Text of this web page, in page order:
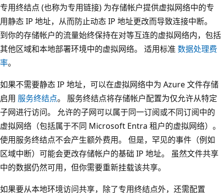
专用终结点 (也称为专用链接) 为存储帐户提供虚拟网络中的专
用静态 IP 地址，从而防止动态 IP 地址更改而导致连接中断。
到你的存储帐户的流量始终保持在对等互连的虚拟网络内，包括
其他区域和本地部署环境中的虚拟网络。 适用标准 数据处理费
率。
如果不需要静态 IP 地址，可以在虚拟网络中为 Azure 文件存储
启用 服务终结点。 服务终结点将存储帐户配置为仅允许从特定
子网进行访问。 允许的子网可以属于同一订阅或不同订阅中的
虚拟网络（包括属于不同 Microsoft Entra 租户的虚拟网络）。
使用服务终结点不会产生额外费用。 但是，罕见的事件（例如
区域中断）可能会更改存储帐户的基础 IP 地址。 虽然文件共享
中的数据仍然可用，但你需要重新挂载该共享。
如果要从本地环境访问共享，除了专用终结点外，还需配置